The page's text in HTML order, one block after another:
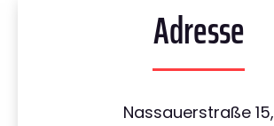
Adresse
Nassauerstraße 15,